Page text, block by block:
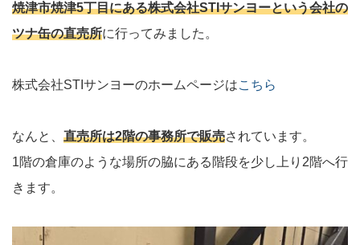
焼津市焼津5丁目にある株式会社STIサンヨーという会社の
ツナ缶の直売所に行ってみました。
株式会社STIサンヨーのホームページはこちら
なんと、 直売所は2階の事務所で販売されています。
1階の倉庫のような場所の脇にある階段を少し上り2階へ行
きます。